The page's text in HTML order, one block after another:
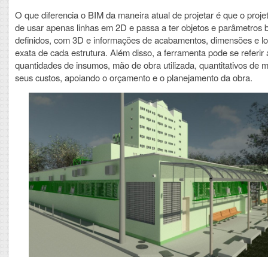
O que diferencia o BIM da maneira atual de projetar é que o
de usar apenas linhas em 2D e passa a ter objetos e parâmetros
definidos, com 3D e informações de acabamentos, dimensões e
exata de cada estrutura. Além disso, a ferramenta pode se referir
quantidades de insumos, mão de obra utilizada, quantitativos de
seus custos, apoiando o orçamento e o planejamento da obra.